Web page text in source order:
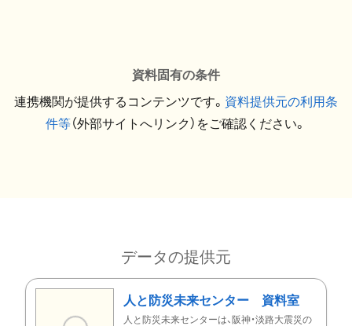
資料固有の条件
連携機関が提供するコンテンツです。 資料提供元の利用条
件等（外部サイトへリンク）をご確認ください。
データの提供元
人と防災未来センター 資料室
人と防災未来センターは、阪神・淡路大震災の